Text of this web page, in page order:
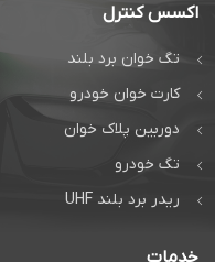
اکسس کنترل
تگ خوان برد بلند
کارت خوان خودرو
دوربین پلاک خوان
تگ خودرو
ریدر برد بلند UHF
خدمات